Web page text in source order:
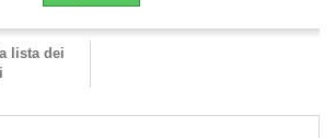
lista dei